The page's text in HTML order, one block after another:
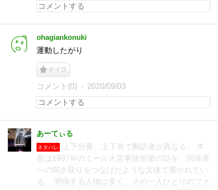
ohagiankonuki
運動したがり
ナイス
コメント(0) 2020/09/03
あーてぃる
ネタバレ
上下分冊。上下巻で翻訳者が異なる。 本
巻は1997年のミール火災事故前後の話を、関係者
への聞き取りをつなげたような文体で書かれてい
る。 関係する人物は多く、その一人ひとりのファ